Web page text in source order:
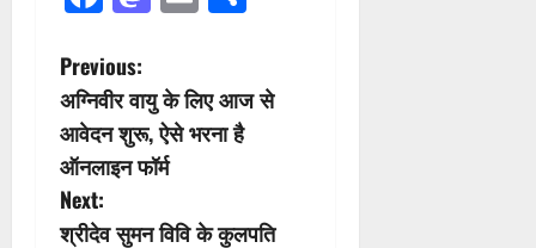
P
o
s
t
Previous:
अग्निवीर वायु के लिए आज से
आवेदन शुरू, ऐसे भरना है
ऑनलाइन फॉर्म
Next:
श्रीदेव सुमन विवि के कुलपति